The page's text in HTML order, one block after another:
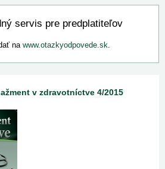
servis pre predplatiteľov
na www.otazkyodpovede.sk.
v zdravotníctve 4/2015